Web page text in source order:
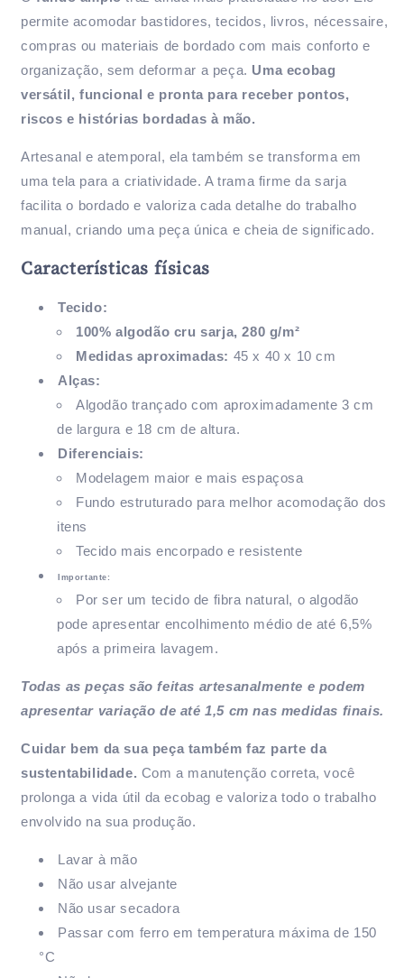
permite acomodar bastidores, tecidos, livros, nécessaire,
compras ou materiais de bordado com mais conforto e
organização, sem deformar a peça. Uma ecobag
versátil, funcional e pronta para receber pontos,
riscos e histórias bordadas à mão.
Artesanal e atemporal, ela também se transforma em
uma tela para a criatividade. A trama firme da sarja
facilita o bordado e valoriza cada detalhe do trabalho
manual, criando uma peça única e cheia de significado.
Características físicas
Tecido:
100% algodão cru sarja, 280 g/m²
Medidas aproximadas: 45 x 40 x 10 cm
Alças:
Algodão trançado com aproximadamente 3 cm
de largura e 18 cm de altura.
Diferenciais:
Modelagem maior e mais espaçosa
Fundo estruturado para melhor acomodação dos
itens
Tecido mais encorpado e resistente
Importante:
Por ser um tecido de fibra natural, o algodão
pode apresentar encolhimento médio de até 6,5%
após a primeira lavagem.
Todas as peças são feitas artesanalmente e podem
apresentar variação de até 1,5 cm nas medidas finais.
Cuidar bem da sua peça também faz parte da
sustentabilidade. Com a manutenção correta, você
prolonga a vida útil da ecobag e valoriza todo o trabalho
envolvido na sua produção.
Lavar à mão
Não usar alvejante
Não usar secadora
Passar com ferro em temperatura máxima de 150
°C